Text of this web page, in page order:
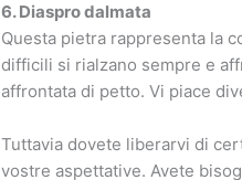
6. Diaspro dalmata
Questa pietra rappresenta la
difficili si rialzano sempre e
affrontata di petto. Vi piace
Tuttavia dovete liberarvi di
vostre aspettative. Avete